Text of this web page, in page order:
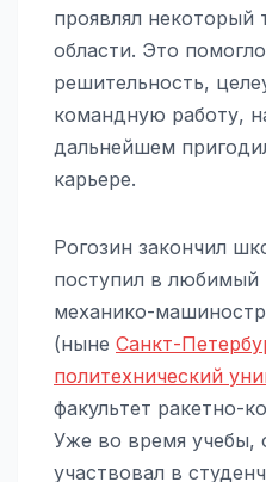
проявлял некоторый
области. Это
решительность,
командную работу,
дальнейшем
карьере.
Рогозин закончил
поступил в любимый
механико-
(ныне Санкт-
политехнический
факультет ракетно-
Уже во время учебы,
участвовал в